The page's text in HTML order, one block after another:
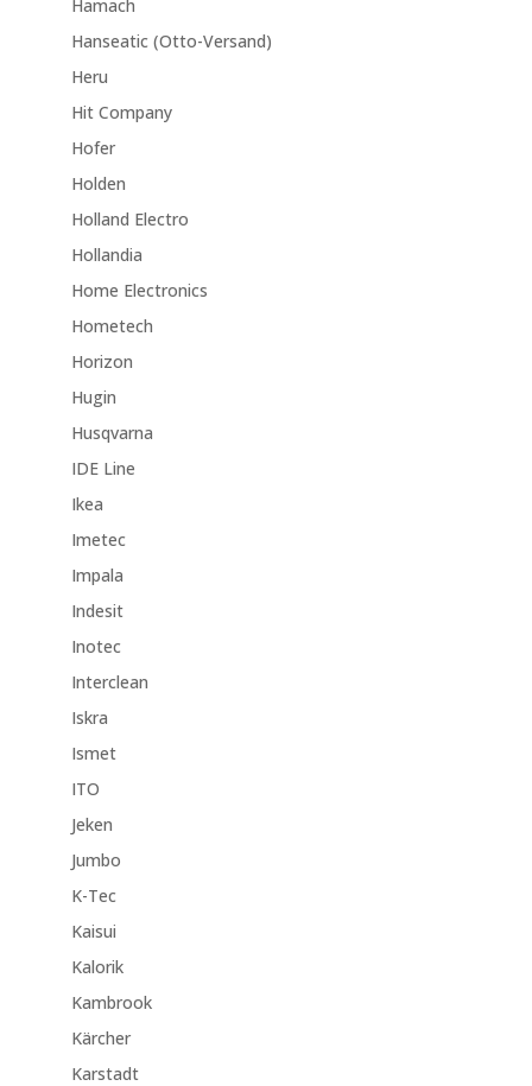
Hamach
Hanseatic (Otto-Versand)
Heru
Hit Company
Hofer
Holden
Holland Electro
Hollandia
Home Electronics
Hometech
Horizon
Hugin
Husqvarna
IDE Line
Ikea
Imetec
Impala
Indesit
Inotec
Interclean
Iskra
Ismet
ITO
Jeken
Jumbo
K-Tec
Kaisui
Kalorik
Kambrook
Kärcher
Karstadt